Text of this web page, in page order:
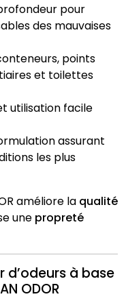
pour
des mauvaises
points
et toilettes
utilisation facile
assurant
les plus
améliore la qualité
une propreté
d’odeurs à base
ODOR